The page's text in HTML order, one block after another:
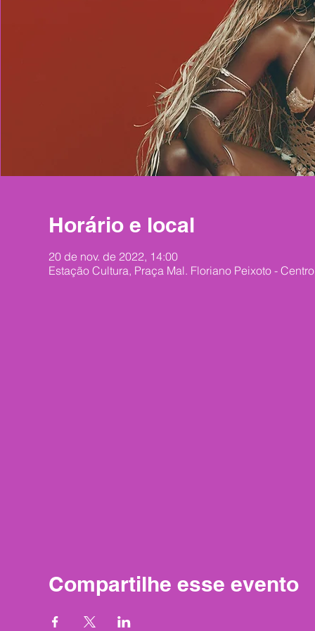
Horário e local
20 de nov. de 2022, 14:00
Estação Cultura, Praça Mal. Floriano Peixoto -
Compartilhe esse evento